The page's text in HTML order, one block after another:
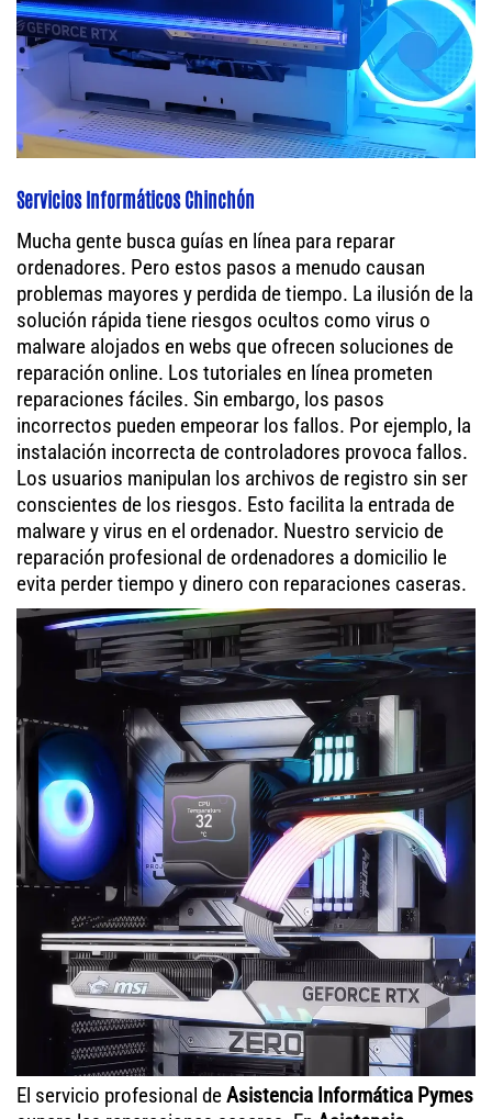
Servicios Informáticos Chinchón
Mucha gente busca guías en línea para reparar
ordenadores. Pero estos pasos a menudo causan
problemas mayores y perdida de tiempo. La ilusión de la
solución rápida tiene riesgos ocultos como virus o
malware alojados en webs que ofrecen soluciones de
reparación online. Los tutoriales en línea prometen
reparaciones fáciles. Sin embargo, los pasos
incorrectos pueden empeorar los fallos. Por ejemplo, la
instalación incorrecta de controladores provoca fallos.
Los usuarios manipulan los archivos de registro sin ser
conscientes de los riesgos. Esto facilita la entrada de
malware y virus en el ordenador. Nuestro servicio de
reparación profesional de ordenadores a domicilio le
evita perder tiempo y dinero con reparaciones caseras.
El servicio profesional deAsistencia Informática Pymes